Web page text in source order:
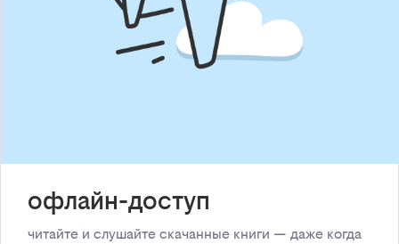
офлайн-доступ
читайте и слушайте скачанные книги — даже когда